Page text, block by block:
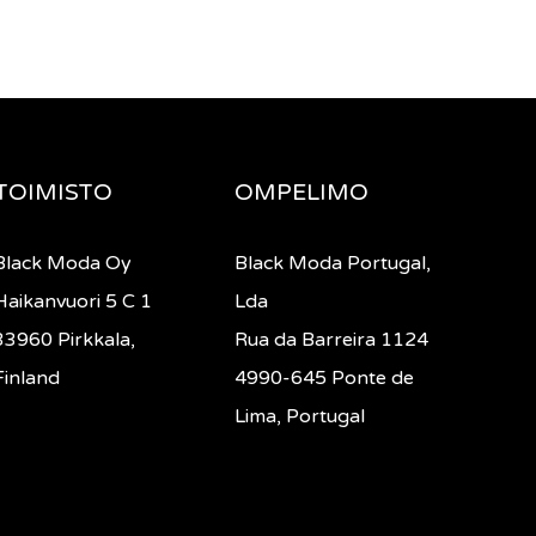
Moda Oy
5 C 1
Pirkkala,
OMPELIMO
Black Moda Portugal,
Lda
Rua da Barreira 1124
4990-645 Ponte de
Lima, Portugal